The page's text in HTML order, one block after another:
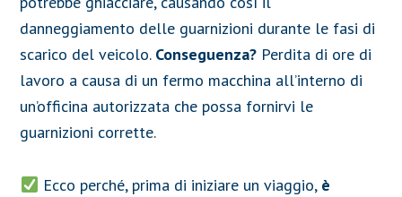
danneggiamento delle guarnizioni durante le fasi di
scarico del veicolo. Conseguenza? Perdita di ore di
lavoro a causa di un fermo macchina all’interno di
un’officina autorizzata che possa fornirvi le
guarnizioni corrette.
Ecco perché, prima di iniziare un viaggio, è